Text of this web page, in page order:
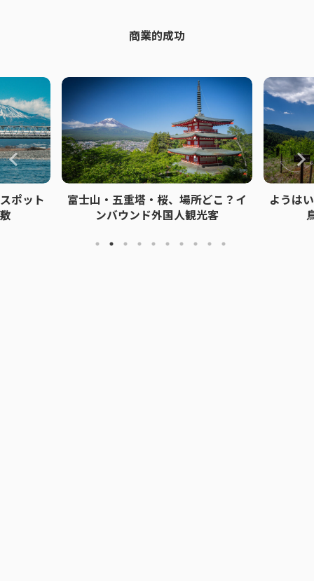
商業的成功
ポット
富士山・五重塔・桜、場所どこ？イ
ンバウンド外国人観光客
ようは